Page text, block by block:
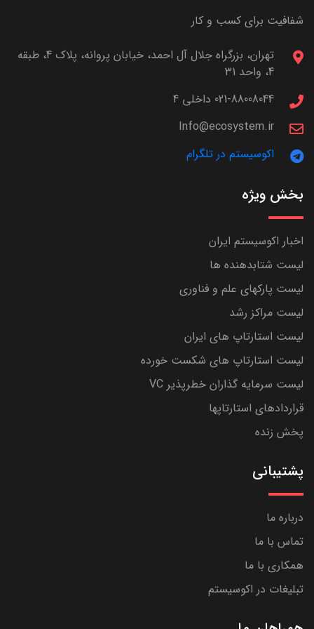
شفافیت برای کسب و کار
تهران، بزرگراه جلال آل احمد، خیابان پروانه، پلاک 4، طبقه
4، واحد 31
021-88008044 داخلی 4
Info@ecosystem.ir
اکوسیستم در تلگرام
بخش ویژه
اخبار اکوسیستم ایران
لیست شتابدهنده ها
لیست پارکهای علم و فناوری
لیست مراکز رشد
لیست استارتاپ های ایران
لیست استارتاپ های شکست خورده
لیست سرمایه گذاران خطرپذیر VC
قراردادهای استارتاپها
پخش زنده
پشتیبانی
درباره ما
تماس با ما
همکاری با ما
تبلیغات در اکوسیستم